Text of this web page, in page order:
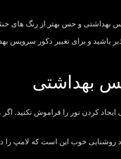
بهداشتی و حس بهتر از رنگ های
باشید و برای تغییر دکور سرویس
کردن نور را فراموش نکنید. اگر
روشنایی خوب این است که لامپ را